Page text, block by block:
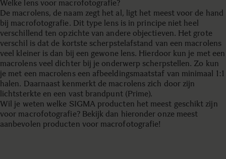
Welke lens voor macrofotografie?
De macrolens, de naam zegt het al, ligt het meest voor de hand
bij macrofotografie. Dit type lens is in principe niet heel
verschillend ten opzichte van andere objectieven. Het grote
verschil is dat de kortste scherpstelafstand van een macrolens
veel kleiner is dan bij een gewone lens. Hierdoor kun je met een
macrolens veel dichter bij je onderwerp scherpstellen. Zo kun
je met een macrolens een afbeeldingsmaatstaf van minimaal 1:1
halen. Daarnaast kenmerkt de macrolens zich door zijn
lichtsterkte en een vast brandpunt (Prime).
Wil je weten welke SIGMA producten het meest geschikt zijn
voor macrofotografie? Bekijk dan hieronder onze meest
aanbevolen producten voor macrofotografie!